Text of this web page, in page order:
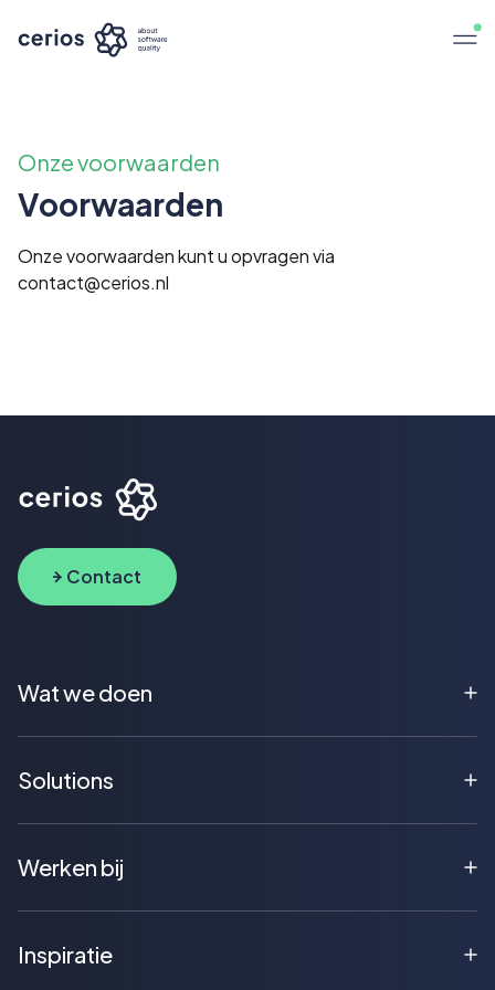
Onze voorwaarden
Voorwaarden
Onze voorwaarden kunt u opvragen via
contact@cerios.nl
Contact
Wat we doen
Solutions
Werken bij
Inspiratie